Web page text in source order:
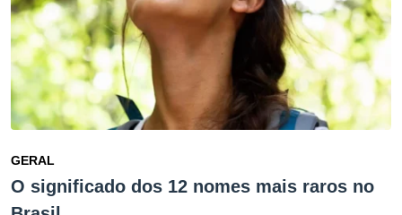
GERAL
O significado dos 12 nomes mais raros no